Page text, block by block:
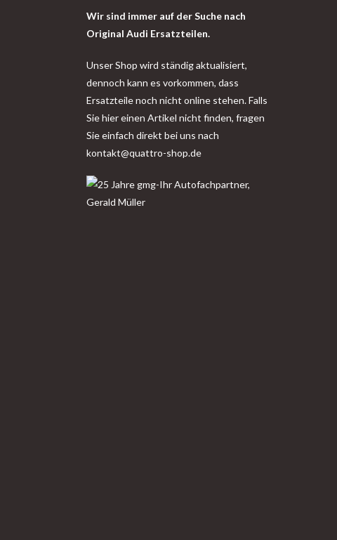
Wir sind immer auf der Suche nach
Original Audi Ersatzteilen.
Unser Shop wird ständig aktualisiert,
dennoch kann es vorkommen, dass
Ersatzteile noch nicht online stehen. Falls
Sie hier einen Artikel nicht finden, fragen
Sie einfach direkt bei uns nach
kontakt@quattro-shop.de